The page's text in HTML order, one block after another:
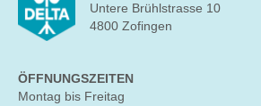
Untere Brühlstrasse 10
4800 Zofingen
ÖFFNUNGSZEITEN
Montag bis Freitag